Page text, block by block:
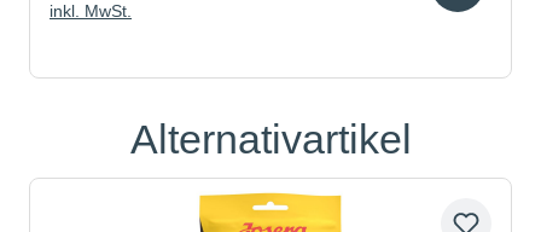
inkl. MwSt.
Produktgalerie überspringen
Alternativartikel